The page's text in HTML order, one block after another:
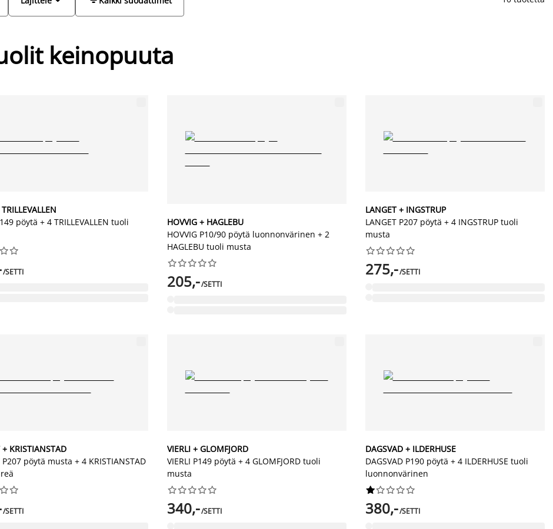
keinopuuta
pöytä + 4 TRILLEVALLEN tuoli



/SETTI
HOVVIG + HAGLEBU
HOVVIG P10/90 pöytä luonnonvärinen + 2
HAGLEBU tuoli musta






205,-/SETTI
LANGET + INGSTRUP
LANGET P207 pöytä + 4 INGSTRUP tuoli
musta






275,-/SETTI
+ KRISTIANSTAD
P207 pöytä musta + 4 KRISTIANSTAD



/SETTI
VIERLI + GLOMFJORD
VIERLI P149 pöytä + 4 GLOMFJORD tuoli
musta






340,-/SETTI
DAGSVAD + ILDERHUSE
DAGSVAD P190 pöytä + 4 ILDERHUSE tuoli
luonnonvärinen






380,-/SETTI